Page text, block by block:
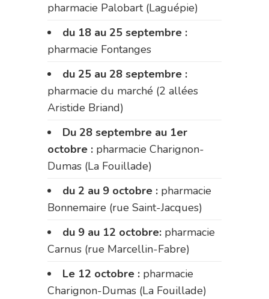
pharmacie Palobart (Laguépie)
du 18 au 25 septembre :
pharmacie Fontanges
du 25 au 28 septembre :
pharmacie du marché (2 allées
Aristide Briand)
Du 28 septembre au 1er
octobre : pharmacie Charignon-
Dumas (La Fouillade)
du 2 au 9 octobre : pharmacie
Bonnemaire (rue Saint-Jacques)
du 9 au 12 octobre: pharmacie
Carnus (rue Marcellin-Fabre)
Le 12 octobre : pharmacie
Charignon-Dumas (La Fouillade)